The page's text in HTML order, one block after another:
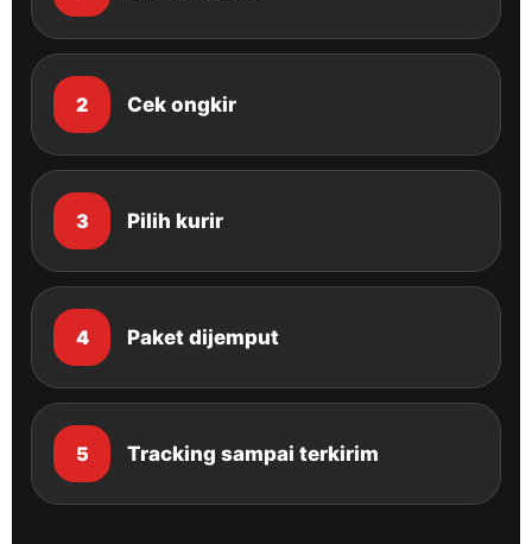
2 Cek ongkir
3 Pilih kurir
4 Paket dijemput
5 Tracking sampai terkirim